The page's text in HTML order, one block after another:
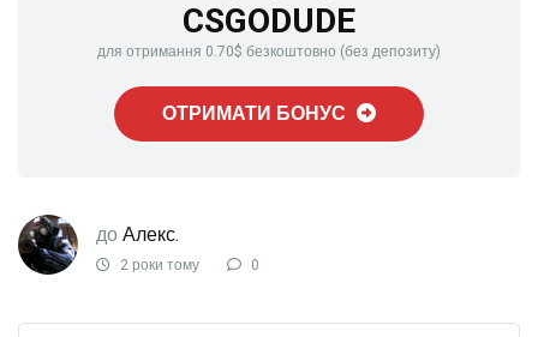
CSGODUDE
для отримання 0.70$ безкоштовно (без депозиту)
ОТРИМАТИ БОНУС
до Алекс.
2 роки тому 0